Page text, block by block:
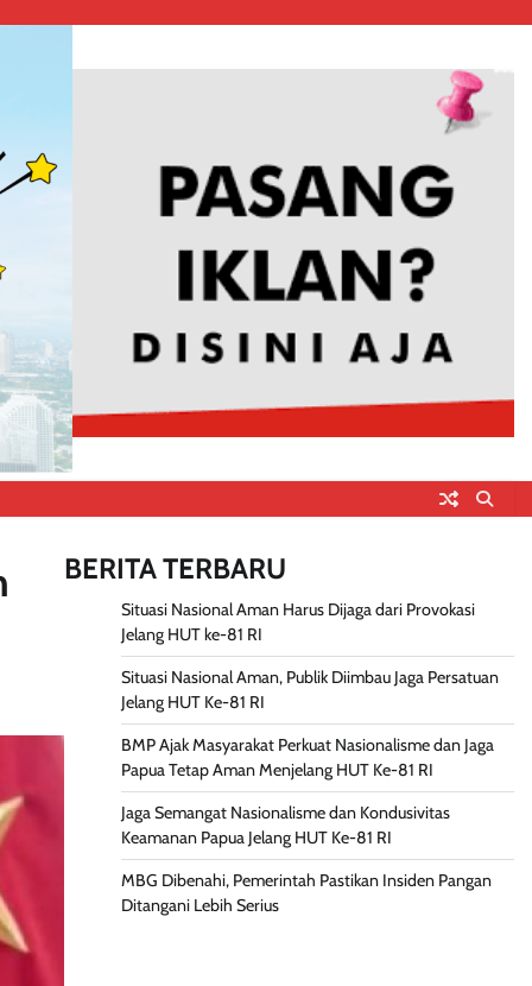
BERITA TERBARU
Situasi Nasional Aman Harus Dijaga dari Provokasi
Jelang HUT ke-81 RI
Situasi Nasional Aman, Publik Diimbau Jaga Persatuan
Jelang HUT Ke-81 RI
BMP Ajak Masyarakat Perkuat Nasionalisme dan Jaga
Papua Tetap Aman Menjelang HUT Ke-81 RI
Jaga Semangat Nasionalisme dan Kondusivitas
Keamanan Papua Jelang HUT Ke-81 RI
MBG Dibenahi, Pemerintah Pastikan Insiden Pangan
Ditangani Lebih Serius